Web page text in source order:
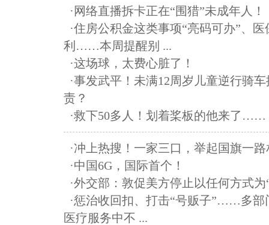
·网络直播拆卡正在“围猎”未成年人！
·住房公积金这类事项“亮码可办”、
利……本周提醒别 ...
·这场球，太费心脏了！
·事发武平！未满12周岁儿童逆行骑
责？
·救下50多人！划着桨板的他来了……
·冲上热搜！一家三口，举起国旗一
·中国6G，国际首个！
·外交部：敦促美方停止以任何方式
·惩治收回扣、打击“号贩子”……多部
医疗服务中不 ...